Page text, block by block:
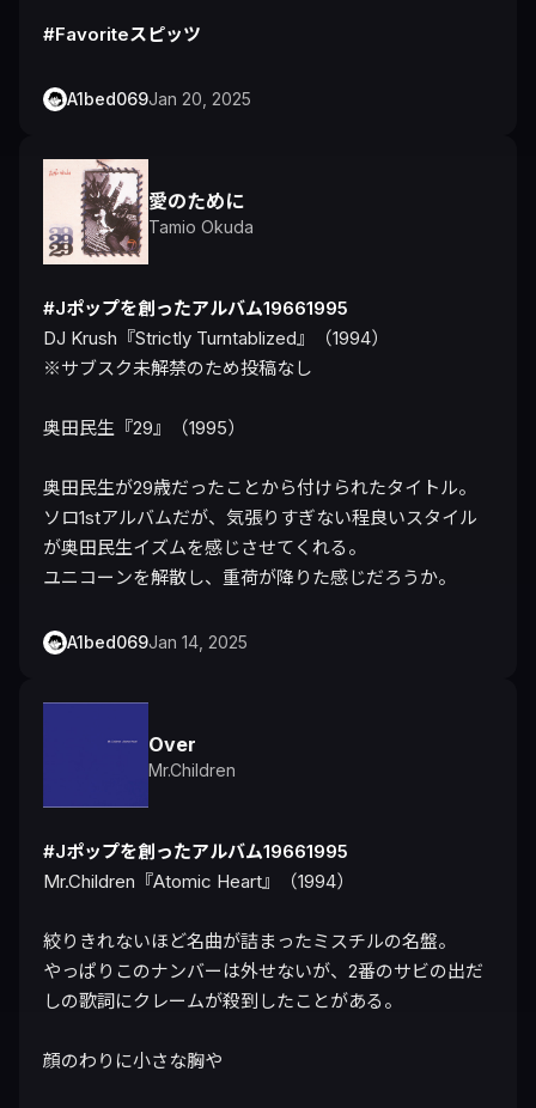
#Favoriteスピッツ
A1bed069Jan 20, 2025
愛のために
Tamio Okuda
#Jポップを創ったアルバム19661995
DJ Krush『Strictly Turntablized』（1994）
※サブスク未解禁のため投稿なし
奥田民生『29』（1995）
奥田民生が29歳だったことから付けられたタイトル。
ソロ1stアルバムだが、気張りすぎない程良いスタイル
が奥田民生イズムを感じさせてくれる。
ユニコーンを解散し、重荷が降りた感じだろうか。
A1bed069Jan 14, 2025
Over
Mr.Children
#Jポップを創ったアルバム19661995
Mr.Children『Atomic Heart』（1994）
絞りきれないほど名曲が詰まったミスチルの名盤。
やっぱりこのナンバーは外せないが、2番のサビの出だ
しの歌詞にクレームが殺到したことがある。
顔のわりに小さな胸や